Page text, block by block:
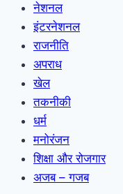
नेशनल
इंटरनेशनल
राजनीति
अपराध
खेल
तकनीकी
धर्म
मनोरंजन
शिक्षा और रोजगार
अजब – गजब